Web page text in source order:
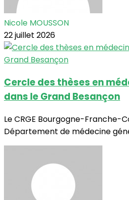
Nicole MOUSSON
22 juillet 2026
Cercle des thèses en
dans le Grand Besançon
Le CRGE Bourgogne-Franche-
Département de médecine